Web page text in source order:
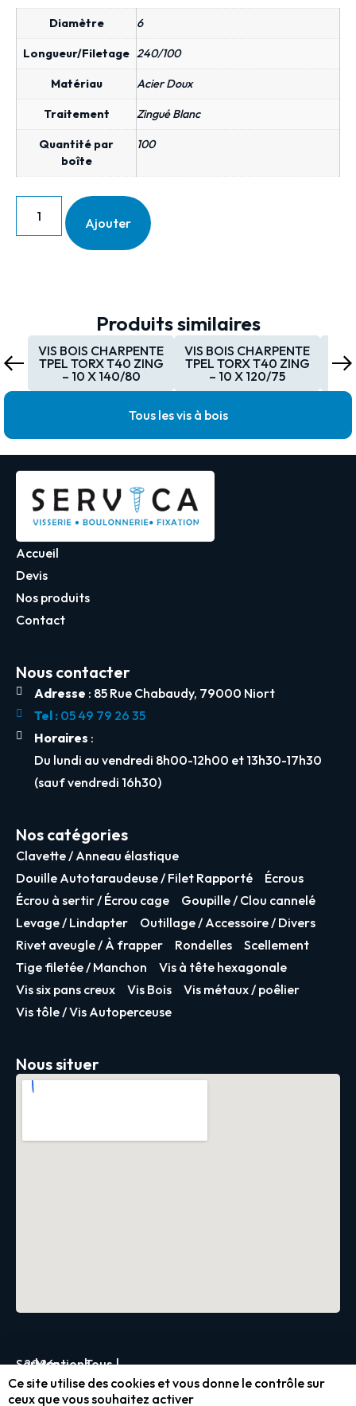
Diamètre 6
Longueur/Filetage 240/100
Matériau Acier Doux
Traitement Zingué Blanc
Quantité par
boîte
100
Ajouter
Produits similaires
VIS BOIS CHARPENTE
TPEL TORX T40 ZING
– 10 X 140/80
VIS BOIS CHARPENTE
TPEL TORX T40 ZING
– 10 X 120/75
Tous les vis à bois
Accueil
Devis
Nos produits
Contact
Nous contacter
Adresse : 85 Rue Chabaudy, 79000 Niort
Tel :05 49 79 26 35
Horaires :
Du lundi au vendredi 8h00-12h00 et 13h30-17h30
(sauf vendredi 16h30)
Nos catégories
Clavette / Anneau élastique
Douille Autotaraudeuse / Filet Rapporté
Écrous
Écrou à sertir / Écrou cage
Goupille / Clou cannelé
Levage / Lindapter
Outillage / Accessoire / Divers
Rivet aveugle / À frapper
Rondelles
Scellement
Tige filetée / Manchon
Vis à tête hexagonale
Vis six pans creux
Vis Bois
Vis métaux / poêlier
Vis tôle / Vis Autoperceuse
Nous situer
Servica
2026
|Mentions
légales
|Tous
droits
|
Ce site utilise des cookies et vous donne le contrôle sur
ceux que vous souhaitez activer